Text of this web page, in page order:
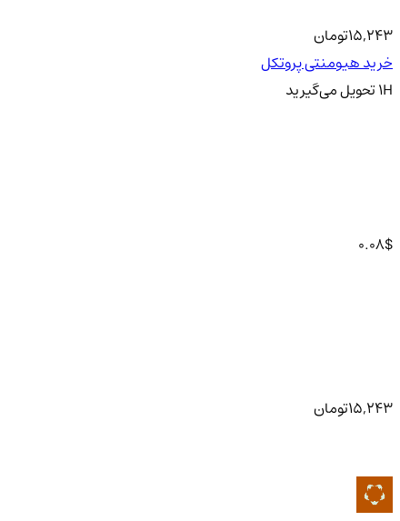
15,243تومان
خرید هیومنتی پروتکل
1H تحویلمی‌گیرید
0.08$
15,243تومان